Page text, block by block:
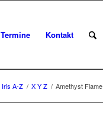
Termine Kontakt
Iris A-Z / X Y Z / Amethyst Flame